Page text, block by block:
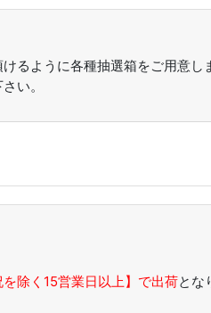
るように各種抽選箱をご用意し
い。
除く15営業日以上】で出荷とな